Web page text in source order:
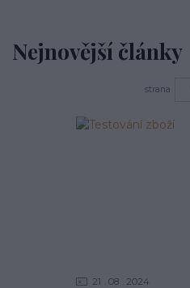
Nejnovější články
strana
21 08 2024